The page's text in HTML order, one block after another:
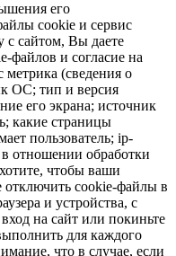
его
cookie и сервис
с сайтом, Вы даете
файлов и согласие на
(сведения о
ОС; тип и версия
его экрана; источник
какие страницы
пользователь; ip-
отношении обработки
чтобы ваши
cookie-файлы в
и устройства, с
на сайт или покиньте
для каждого
что в случае, если